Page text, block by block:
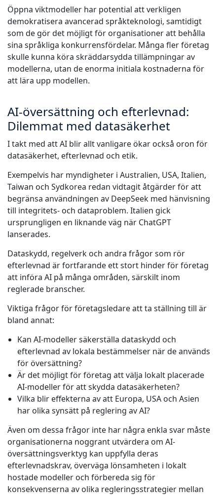
Öppna viktmodeller har potential att verkligen
demokratisera avancerad språkteknologi, samtidigt
som de gör det möjligt för organisationer att behålla
sina språkliga konkurrensfördelar. Många fler företag
skulle kunna köra skräddarsydda tillämpningar av
modellerna, utan de enorma initiala kostnaderna för
att lära upp modellen.
AI-översättning och efterlevnad:
Dilemmat med datasäkerhet
I takt med att AI blir allt vanligare ökar också oron för
datasäkerhet, efterlevnad och etik.
Exempelvis har myndigheter i Australien, USA, Italien,
Taiwan och Sydkorea redan vidtagit åtgärder för att
begränsa användningen av DeepSeek med hänvisning
till integritets- och dataproblem. Italien gick
ursprungligen en liknande väg när ChatGPT
lanserades.
Dataskydd, regelverk och andra frågor som rör
efterlevnad är fortfarande ett stort hinder för företag
att införa AI på många områden, särskilt inom
reglerade branscher.
Viktiga frågor för företagsledare att ta ställning till är
bland annat:
Kan AI-modeller säkerställa dataskydd och
efterlevnad av lokala bestämmelser när de används
för översättning?
Är det möjligt för företag att välja lokalt placerade
AI-modeller för att skydda datasäkerheten?
Vilka blir effekterna av att Europa, USA och Asien
har olika synsätt på reglering av AI?
Även om dessa frågor inte har några enkla svar måste
organisationerna noggrant utvärdera om AI-
översättningsverktyg kan uppfylla deras
efterlevnadskrav, överväga lönsamheten i lokalt
hostade modeller och förbereda sig för
konsekvenserna av olika regleringsstrategier mellan